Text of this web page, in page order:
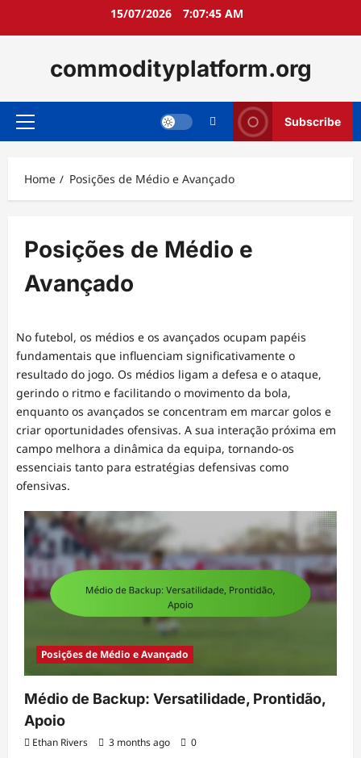
15/07/2026 7:07:46 AM
commodityplatform.org
Primary
Subscribe
Home Posições de Médio e Avançado
Posições de Médio e
Avançado
No futebol, os médios e os avançados ocupam papéis
fundamentais que influenciam significativamente o
resultado do jogo. Os médios ligam a defesa e o ataque,
gerindo o ritmo e facilitando o movimento da bola,
enquanto os avançados se concentram em marcar golos e
criar oportunidades ofensivas. A sua interação próxima em
campo melhora a dinâmica da equipa, tornando-os
essenciais tanto para estratégias defensivas como
ofensivas.
Posições de Médio e Avançado
Médio de Backup: Versatilidade, Prontidão,
Apoio
Ethan Rivers 3 months ago 0